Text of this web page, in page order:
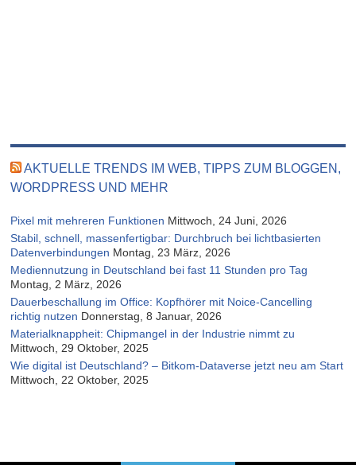
AKTUELLE TRENDS IM WEB, TIPPS ZUM BLOGGEN,
WORDPRESS UND MEHR
Pixel mit mehreren Funktionen Mittwoch, 24 Juni, 2026
Stabil, schnell, massenfertigbar: Durchbruch bei lichtbasierten
Datenverbindungen Montag, 23 März, 2026
Mediennutzung in Deutschland bei fast 11 Stunden pro Tag
Montag, 2 März, 2026
Dauerbeschallung im Office: Kopfhörer mit Noice-Cancelling
richtig nutzen Donnerstag, 8 Januar, 2026
Materialknappheit: Chipmangel in der Industrie nimmt zu
Mittwoch, 29 Oktober, 2025
Wie digital ist Deutschland? – Bitkom-Dataverse jetzt neu am Start
Mittwoch, 22 Oktober, 2025